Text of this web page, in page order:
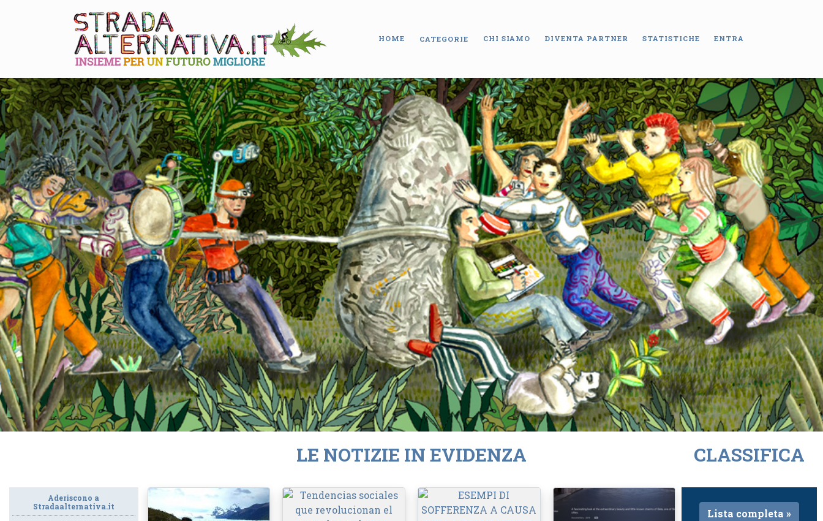
HOME CATEGORIE CHI SIAMO DIVENTA PARTNER STATISTICHE ENTRA
Aderiscono a
Stradaalternativa.it
LE NOTIZIE IN EVIDENZA CLASSIFICA
Lista completa »